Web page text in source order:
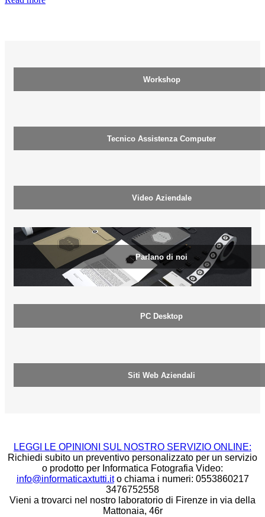
Workshop
Tecnico Assistenza Computer
Video Aziendale
Parlano di noi
PC Desktop
Siti Web Aziendali
LEGGI LE OPINIONI SUL NOSTRO SERVIZIO ONLINE:
Richiedi subito un preventivo personalizzato per un servizio
o prodotto per Informatica Fotografia Video:
info@informaticaxtutti.ito chiama i numeri: 0553860217
3476752558
Vieni a trovarci nel nostro laboratorio di Firenze in via della
Mattonaia, 46r